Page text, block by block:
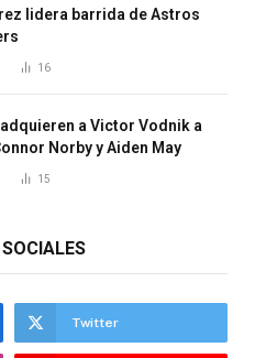
lidera barrida de Astros
16
a Victor Vodnik a
Norby y Aiden May
15
Twitter